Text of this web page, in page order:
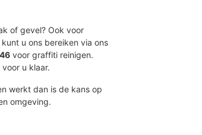
of gevel? Ook voor
u ons bereiken via ons
voor graffiti reinigen.
u klaar.
werkt dan is de kans op
omgeving.